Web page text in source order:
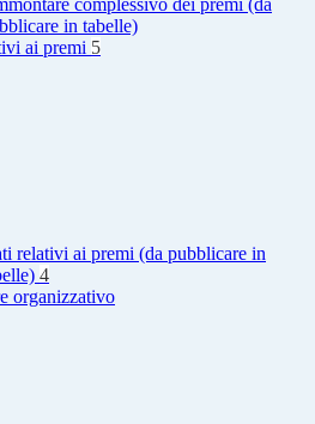
complessivo dei premi (da
in tabelle)
ai premi 5
relativi ai premi (da pubblicare in
4
organizzativo